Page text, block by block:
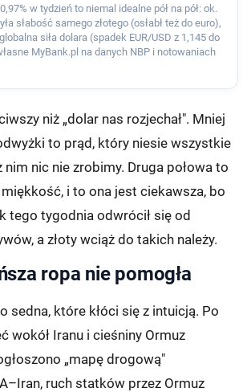
w tydzień to niemal idealne pół na pół: ok.
słabość samego złotego (osłabł też do euro),
siła dolara (spadek EUR/USD z 1,145 do
MyBank.pl na danych NBP i notowaniach
niż „dolar nas rozjechał". Mniej
to prąd, który niesie wszystkie
nic nie zrobimy. Druga połowa to
i to ona jest ciekawsza, bo
tego tygodnia odwrócił się od
a złoty wciąż do takich należy.
ropa nie pomogła
sedna, które kłóci się z intuicją. Po
wokół Iranu i cieśniny Ormuz
„mapę drogową"
ruch statków przez Ormuz